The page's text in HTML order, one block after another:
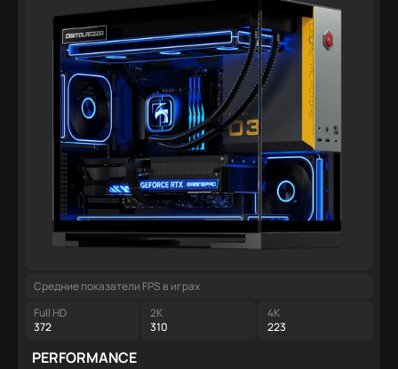
Средние показатели FPS в играх
Full HD
372
2K
310
4K
223
PERFORMANCE